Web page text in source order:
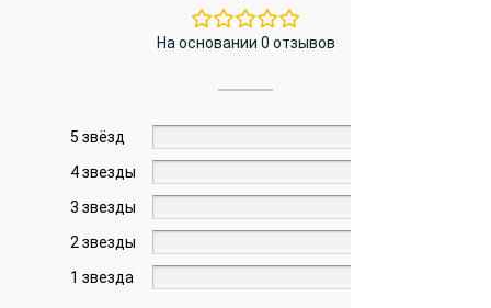
На основании 0 отзывов
5 звёзд
4 звезды
3 звезды
2 звезды
1 звезда